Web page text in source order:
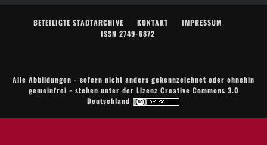
BETEILIGTE STADTARCHIVE KONTAKT
IMPRESSUM
ISSN 2749-6872
Alle Abbildungen - sofern nicht anders gekennzeichnet oder ohnehin
gemeinfrei - stehen unter der Lizenz Creative Commons 3.0
Deutschland